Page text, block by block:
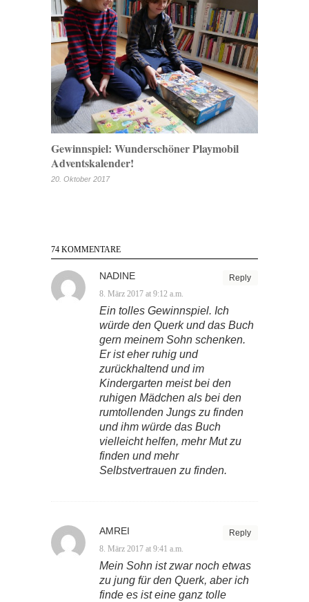
Gewinnspiel: Wunderschöner Playmobil
Adventskalender!
20. Oktober 2017
74 KOMMENTARE
Reply
NADINE
8. März 2017 at 9:12 a.m.
Ein tolles Gewinnspiel. Ich
würde den Querk und das Buch
gern meinem Sohn schenken.
Er ist eher ruhig und
zurückhaltend und im
Kindergarten meist bei den
ruhigen Mädchen als bei den
rumtollenden Jungs zu finden
und ihm würde das Buch
vielleicht helfen, mehr Mut zu
finden und mehr
Selbstvertrauen zu finden.
Reply
AMREI
8. März 2017 at 9:41 a.m.
Mein Sohn ist zwar noch etwas
zu jung für den Querk, aber ich
finde es ist eine ganz tolle